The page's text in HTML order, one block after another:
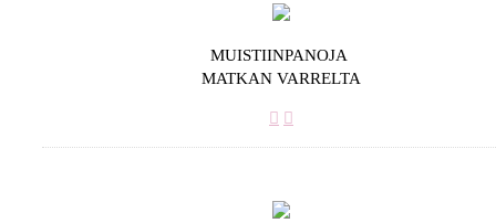
MUISTIINPANOJA
MATKAN VARRELTA